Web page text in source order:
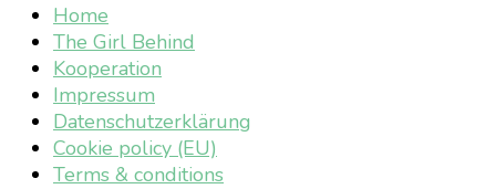
Home
The Girl Behind
Kooperation
Impressum
Datenschutzerklärung
Cookie policy (EU)
Terms & conditions